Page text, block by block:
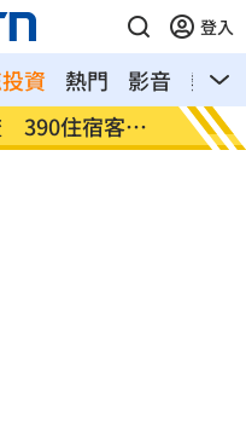
登入
資 熱門 影音
熱搜
390住宿客受
白海